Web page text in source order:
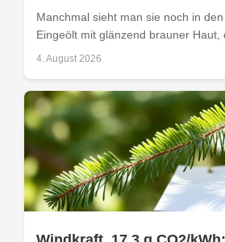
Manchmal sieht man sie noch in den
Eingeölt mit glänzend brauner Haut,
4. August 2026